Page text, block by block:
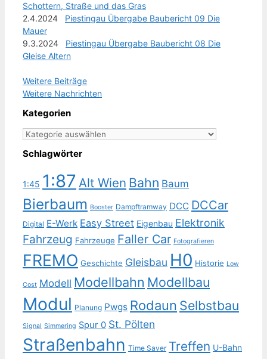
Schottern, Straße und das Gras
2.4.2024 Piestingau Übergabe Baubericht 09 Die
Mauer
9.3.2024 Piestingau Übergabe Baubericht 08 Die
Gleise Altern
Weitere Beiträge
Weitere Nachrichten
Kategorien
Kategorien
Schlagwörter
1:45 1:87 Alt Wien Bahn Baum
Bierbaum Booster Dampftramway DCC DCCar
Digital E-Werk Easy Street Eigenbau Elektronik
Fahrzeug Fahrzeuge Faller Car Fotografieren
FREMO Geschichte Gleisbau H0 Historie Low
Cost Modell Modellbahn Modellbau
Modul Planung Pwgs Rodaun Selbstbau
Signal Simmering Spur 0 St. Pölten
Straßenbahn Time Saver Treffen U-Bahn